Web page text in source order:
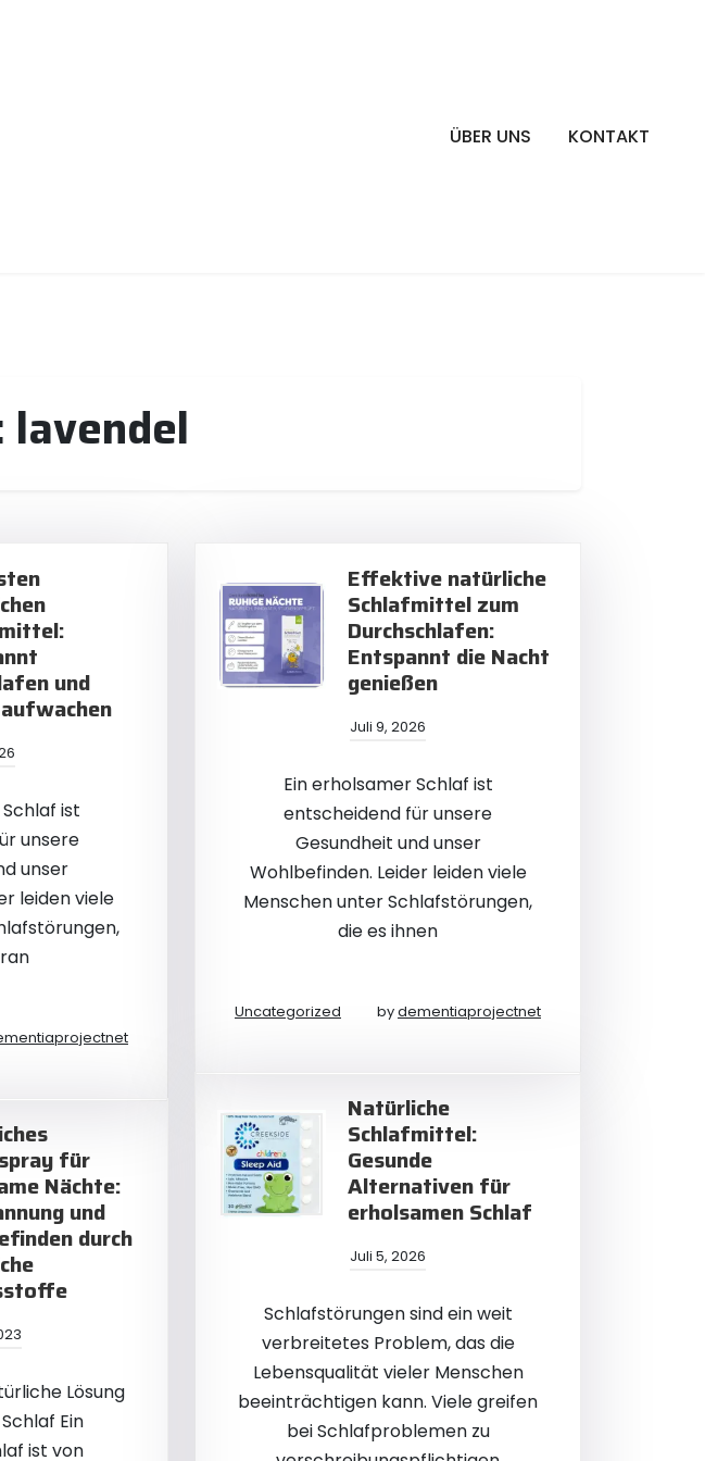
ÜBER UNS KONTAKT
lavendel
und
ist
unsere
unser
leiden viele
Effektive natürliche
Schlafmittel zum
Durchschlafen:
Entspannt die Nacht
genießen
Juli 9, 2026
Ein erholsamer Schlaf ist
entscheidend für unsere
Gesundheit und unser
Wohlbefinden. Leider leiden viele
Menschen unter Schlafstörungen,
die es ihnen
Uncategorized bydementiaprojectnet
Natürliche
Schlafmittel:
Gesunde
Alternativen für
erholsamen Schlaf
Juli 5, 2026
Schlafstörungen sind ein weit
verbreitetes Problem, das die
Lebensqualität vieler Menschen
beeinträchtigen kann. Viele greifen
bei Schlafproblemen zu
für
Nächte:
und
durch
Lösung
Ein
ist von